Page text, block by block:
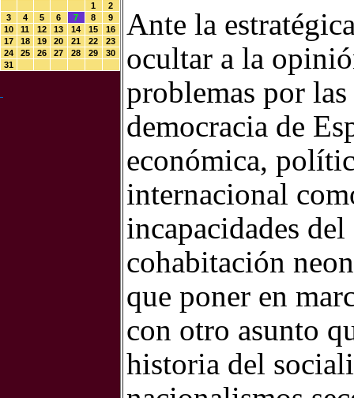
1
2
3
4 5 6 7 8
9
10
11 12 13 14 15
16
17
18 19 20 21 22
23
24
25 26 27 28 29
30
31
Ante la
ocultar a la
problemas por
democracia de
económica,
internacional
incapacidades
cohabitación
que poner en
con otro asunto
historia del